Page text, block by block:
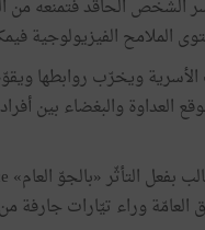
الشخص الحاقد فتمنعه من
الفيزيولوجية
ويخرّب روابطها
العداوة والبغضاء بين
العامّة وراء تيّارات